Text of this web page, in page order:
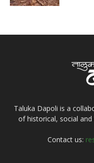
Taluka Dapoli is a
of historical, social
Contact us: